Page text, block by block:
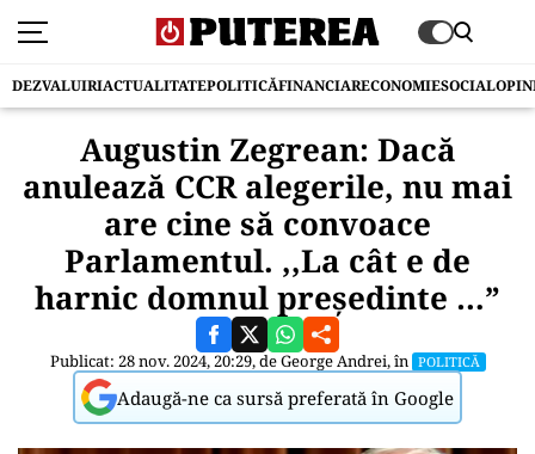
DEZVALUIRIACTUALITATEPOLITICĂFINANCIARECONOMIESOCIAL
Augustin Zegrean: Dacă
anulează CCR alegerile, nu mai
are cine să convoace
Parlamentul. ,,La cât e de
harnic domnul președinte …”
Publicat: 28 nov. 2024, 20:29, deGeorge Andrei, în POLITICĂ
Adaugă-ne ca sursă preferată în Google